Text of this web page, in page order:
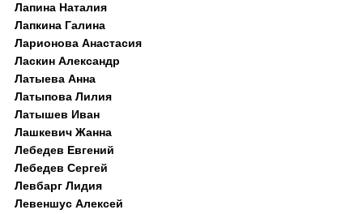
Лапина Наталия
Лапкина Галина
Ларионова Анастасия
Ласкин Александр
Латыева Анна
Латыпова Лилия
Латышев Иван
Лашкевич Жанна
Лебедев Евгений
Лебедев Сергей
Левбарг Лидия
Левеншус Алексей